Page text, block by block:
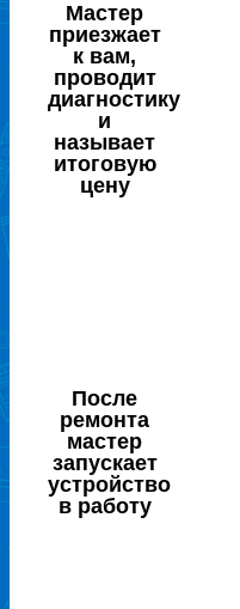
Мастер
приезжает
к вам,
проводит
диагностику
и
называет
итоговую
цену
После
ремонта
мастер
запускает
устройство
в работу